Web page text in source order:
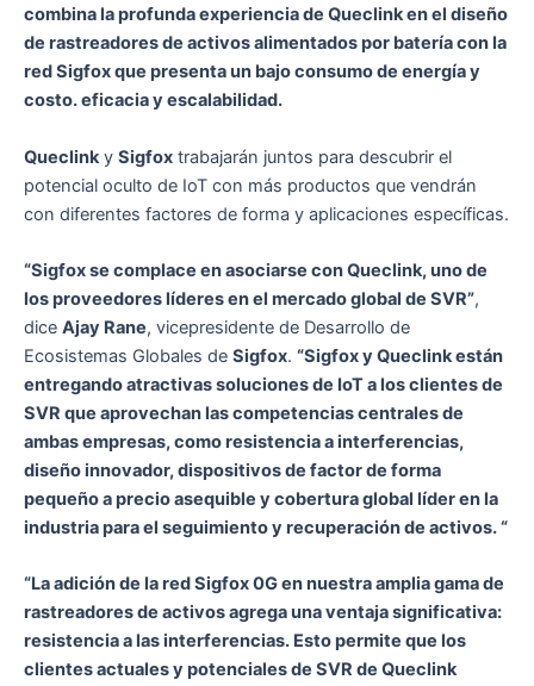
combina la profunda experiencia de Queclink en el diseño
de rastreadores de activos alimentados por batería con la
red Sigfox que presenta un bajo consumo de energía y
costo. eficacia y escalabilidad.
Queclinky Sigfox trabajarán juntos para descubrir el
potencial oculto de IoT con más productos que vendrán
con diferentes factores de forma y aplicaciones específicas.
“Sigfox se complace en asociarse con Queclink, uno de
los proveedores líderes en el mercado global de SVR”,
dice Ajay Rane, vicepresidente de Desarrollo de
Ecosistemas Globales de Sigfox. “Sigfox y Queclink están
entregando atractivas soluciones de IoT a los clientes de
SVR que aprovechan las competencias centrales de
ambas empresas, como resistencia a interferencias,
diseño innovador, dispositivos de factor de forma
pequeño a precio asequible y cobertura global líder en la
industria para el seguimiento y recuperación de activos. “
“La adición de la red Sigfox 0G en nuestra amplia gama de
rastreadores de activos agrega una ventaja significativa:
resistencia a las interferencias. Esto permite que los
clientes actuales y potenciales de SVR de Queclink